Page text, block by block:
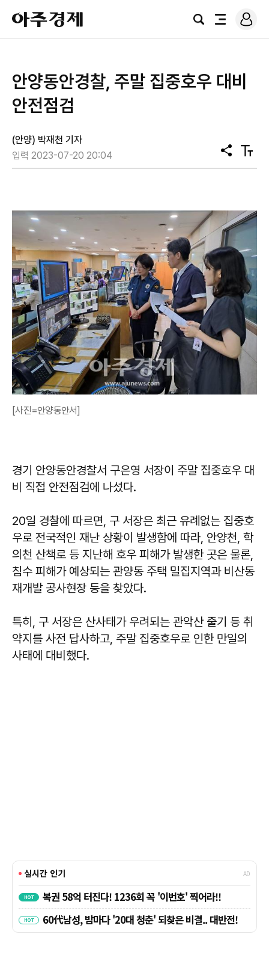
아
주
경
검
전
로
그
안양동안경찰, 주말 집중호우 대비
안전점검
(안양) 박재천 기자
입력 2023-07-20 20:04
공
유
텍
스
[사진=안양동안서]
경기 안양동안경찰서 구은영 서장이 주말 집중호우 대
비 직접 안전점검에 나섰다.
20일 경찰에 따르면, 구 서장은 최근 유례없는 집중호
우로 전국적인 재난 상황이 발생함에 따라, 안양천, 학
의천 산책로 등 지난해 호우 피해가 발생한 곳은 물론,
침수 피해가 예상되는 관양동 주택 밀집지역과 비산동
재개발 공사현장 등을 찾았다.
특히, 구 서장은 산사태가 우려되는 관악산 줄기 등 취
약지를 사전 답사하고, 주말 집중호우로 인한 만일의
사태에 대비했다.